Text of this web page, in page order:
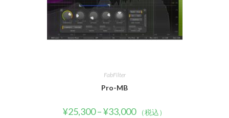
FabFilter
Pro-MB
¥25,300–¥33,000 （税込）